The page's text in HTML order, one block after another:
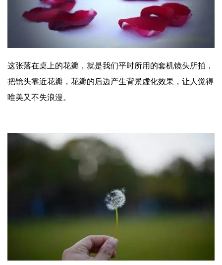
这张落在桌上的花瓣，就是我们平时所用的套机镜头所拍，
把镜头靠近花瓣，花瓣的后边产生背景虚化效果，让人觉得
唯美又不失浪漫。